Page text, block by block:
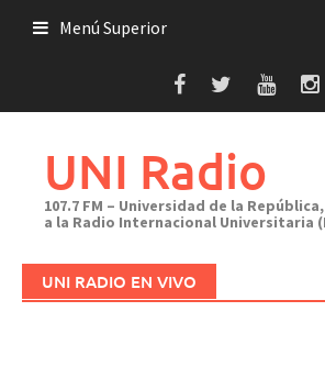
Menú Superior
UNI Radio
107.7 FM – Universidad de la
a la Radio Internacional Universitaria
UNI RADIO EN VIVO